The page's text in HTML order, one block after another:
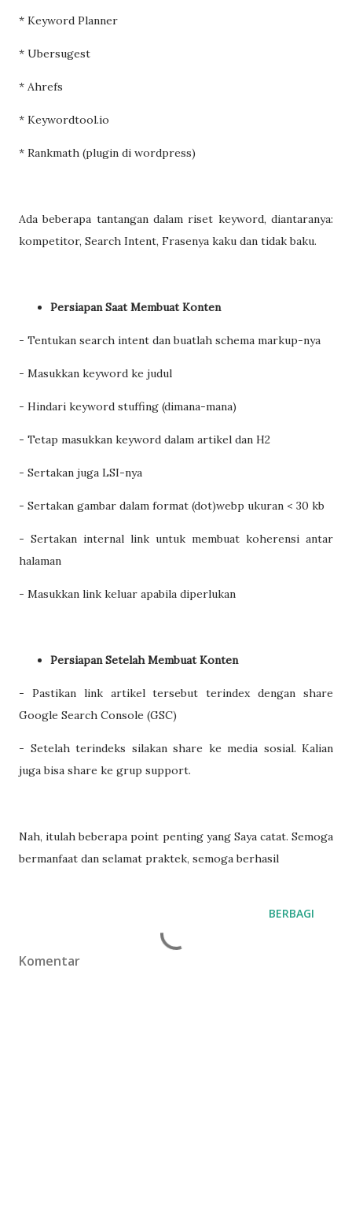
* Keyword Planner
* Ubersugest
* Ahrefs
* Keywordtool.io
* Rankmath (plugin di wordpress)
Ada beberapa tantangan dalam riset keyword, diantaranya:
kompetitor, Search Intent, Frasenya kaku dan tidak baku.
Persiapan Saat Membuat Konten
- Tentukan search intent dan buatlah schema markup-nya
- Masukkan keyword ke judul
- Hindari keyword stuffing (dimana-mana)
- Tetap masukkan keyword dalam artikel dan H2
- Sertakan juga LSI-nya
- Sertakan gambar dalam format (dot)webp ukuran < 30 kb
- Sertakan internal link untuk membuat koherensi antar
halaman
- Masukkan link keluar apabila diperlukan
Persiapan Setelah Membuat Konten
- Pastikan link artikel tersebut terindex dengan share
Google Search Console (GSC)
- Setelah terindeks silakan share ke media sosial. Kalian
juga bisa share ke grup support.
Nah, itulah beberapa point penting yang Saya catat. Semoga
bermanfaat dan selamat praktek, semoga berhasil
BERBAGI
Komentar